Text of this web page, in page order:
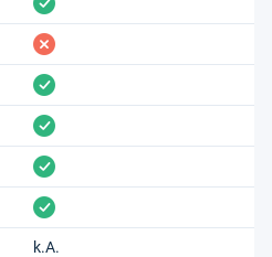
fehlt
vorhanden
vorhanden
vorhanden
vorhanden
k.A.